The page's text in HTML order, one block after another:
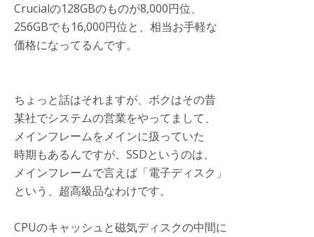
Crucialの128GBのものが8,000円位、
256GBでも16,000円位と、相当お手軽な
価格になってるんです。
ちょっと話はそれますが、ボクはその昔
某社でシステムの営業をやってまして、
メインフレームをメインに扱っていた
時期もあるんですが、SSDというのは、
メインフレームで言えば「電子ディスク」
という、超高級品なわけです。
CPUのキャッシュと磁気ディスクの中間に